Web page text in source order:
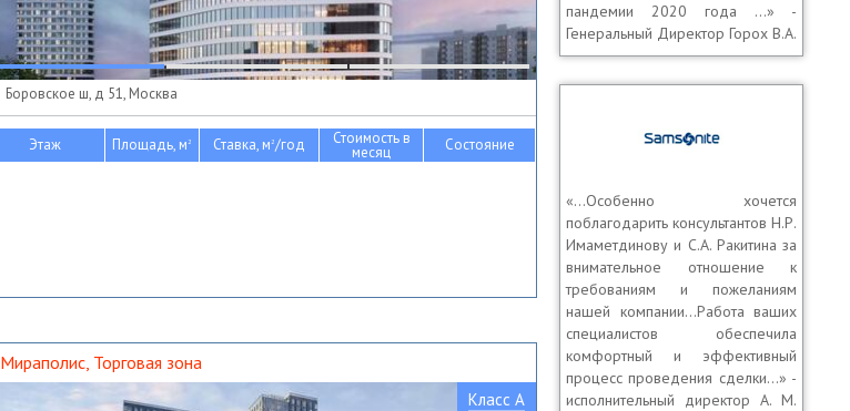
Боровское ш, д 51, Москва
Этаж Площадь, м2 Ставка, м2/год Стоимость в
месяц Состояние
Мираполис, Торговая зона
Класс A
пандемии 2020 года …» -
Генеральный Директор Горох В.А.
«…Особенно хочется
поблагодарить консультантов Н.Р.
Имаметдинову и С.А. Ракитина за
внимательное отношение к
требованиям и пожеланиям
нашей компании…Работа ваших
специалистов обеспечила
комфортный и эффективный
процесс проведения сделки…» -
исполнительный директор А. М.